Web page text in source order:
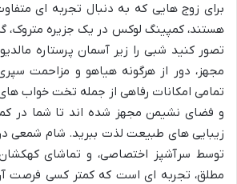
برای زوج هایی که به دنبال تجربه ای
هستند، کمپینگ لوکس در یک جزیره متروک،
تصور کنید شبی را زیر آسمان پرستاره
مجهز، دور از هرگونه هیاهو و مزاحمت
تمامی امکانات رفاهی از جمله تخت خواب
و فضای نشیمن مجهز شده اند تا شما در
زیبایی های طبیعت لذت ببرید. شام شمعی در
توسط سرآشپز اختصاصی، و تماشای
مطلق، تجربه ای است که کمتر کسی فرصت